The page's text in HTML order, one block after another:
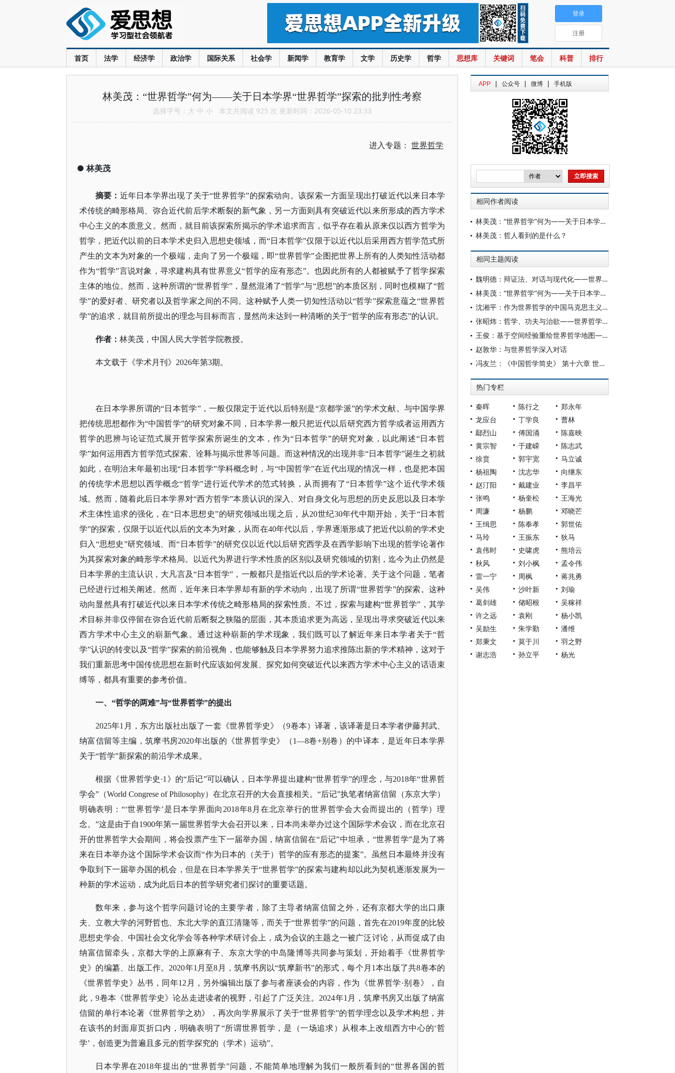
首页 法学 经济学 政治学 国际关系 社会学 新闻学 教育学 文学 历史学 哲学 思想库 关键词 笔会 科普 排行
登录
注册
林美茂：“世界哲学”何为——关于日本学界“世界哲学”探索的批判性考察
选择字号： 大 中 小 本文共阅读 925 次 更新时间：2026-05-10 23:33
进入专题： 世界哲学
●林美茂
摘要： 近年日本学界出现了关于“世界哲学”的探索动向。该探索一方面呈现出打破近代以来日本学
术传统的畸形格局、弥合近代前后学术断裂的新气象，另一方面则具有突破近代以来所形成的西方学术
中心主义的本质意义。然而，就目前该探索所揭示的学术追求而言，似乎存在着从原来仅以西方哲学为
哲学，把近代以前的日本学术史归入思想史领域，而“日本哲学”仅限于以近代以后采用西方哲学范式所
产生的文本为对象的一个极端，走向了另一个极端，即“世界哲学”企图把世界上所有的人类知性活动都
作为“哲学”言说对象，寻求建构具有世界意义“哲学的应有形态”。也因此所有的人都被赋予了哲学探索
主体的地位。然而，这种所谓的“世界哲学”，显然混淆了“哲学”与“思想”的本质区别，同时也模糊了“哲
学”的爱好者、研究者以及哲学家之间的不同。这种赋予人类一切知性活动以“哲学”探索意蕴之“世界哲
学”的追求，就目前所提出的理念与目标而言，显然尚未达到一种清晰的关于“哲学的应有形态”的认识。
作者： 林美茂，中国人民大学哲学院教授。
本文载于《学术月刊》 2026年第3期。
在日本学界所谓的“日本哲学”，一般仅限定于近代以后特别是“京都学派”的学术文献。与中国学界
把传统思想都作为“中国哲学”的研究对象不同，日本学界一般只把近代以后研究西方哲学或者运用西方
哲学的思辨与论证范式展开哲学探索所诞生的文本，作为“日本哲学”的研究对象，以此阐述“日本哲
学”如何运用西方哲学范式探索、诠释与揭示世界等问题。而这种情况的出现并非“日本哲学”诞生之初就
如此，在明治末年最初出现“日本哲学”学科概念时，与“中国哲学”在近代出现的情况一样，也是把本国
的传统学术思想以西学概念“哲学”进行近代学术的范式转换，从而拥有了“日本哲学”这个近代学术领
域。然而，随着此后日本学界对“西方哲学”本质认识的深入、对自身文化与思想的历史反思以及日本学
术主体性追求的强化，在“日本思想史”的研究领域出现之后，从20世纪30年代中期开始，关于“日本哲
学”的探索，仅限于以近代以后的文本为对象，从而在40年代以后，学界逐渐形成了把近代以前的学术史
归入“思想史”研究领域、而“日本哲学”的研究仅以近代以后研究西学及在西学影响下出现的哲学论著作
为其探索对象的畸形学术格局。以近代为界进行学术性质的区别以及研究领域的切割，迄今为止仍然是
日本学界的主流认识，大凡言及“日本哲学”，一般都只是指近代以后的学术论著。关于这个问题，笔者
已经进行过相关阐述。然而，近年来日本学界却有新的学术动向，出现了所谓“世界哲学”的探索。这种
动向显然具有打破近代以来日本学术传统之畸形格局的探索性质。不过，探索与建构“世界哲学”，其学
术目标并非仅停留在弥合近代前后断裂之狭隘的层面，其本质追求更为高远，呈现出寻求突破近代以来
西方学术中心主义的崭新气象。通过这种崭新的学术现象，我们既可以了解近年来日本学者关于“哲
学”认识的转变以及“哲学”探索的前沿视角，也能够触及日本学界努力追求推陈出新的学术精神，这对于
我们重新思考中国传统思想在新时代应该如何发展、探究如何突破近代以来西方学术中心主义的话语束
缚等，都具有重要的参考价值。
一、 “哲学的两难”与“世界哲学”的提出
2025年1月，东方出版社出版了一套《世界哲学史》（9卷本）译著，该译著是日本学者伊藤邦武、
纳富信留等主编，筑摩书房2020年出版的《世界哲学史》（1—8卷+别卷）的中译本，是近年日本学界
关于“哲学”新探索的前沿学术成果。
根据《世界哲学史·1》的“后记”可以确认，日本学界提出建构“世界哲学”的理念，与2018年“世界哲
学会”（World Congrese of Philosophy）在北京召开的大会直接相关。“后记”执笔者纳富信留（东京大学）
明确表明：“‘世界哲学’是日本学界面向2018年8月在北京举行的世界哲学会大会而提出的（哲学）理
念。”这是由于自1900年第一届世界哲学大会召开以来，日本尚未举办过这个国际学术会议，而在北京召
开的世界哲学大会期间，将会投票产生下一届举办国，纳富信留在“后记”中坦承，“世界哲学”是为了将
来在日本举办这个国际学术会议而“作为日本的（关于）哲学的应有形态的提案”。虽然日本最终并没有
争取到下一届举办国的机会，但是在日本学界关于“世界哲学”的探索与建构却以此为契机逐渐发展为一
种新的学术运动，成为此后日本的哲学研究者们探讨的重要话题。
数年来，参与这个哲学问题讨论的主要学者，除了主导者纳富信留之外，还有京都大学的出口康
夫、立教大学的河野哲也、东北大学的直江清隆等，而关于“世界哲学”的问题，首先在2019年度的比较
思想史学会、中国社会文化学会等各种学术研讨会上，成为会议的主题之一被广泛讨论，从而促成了由
纳富信留牵头，京都大学的上原麻有子、东京大学的中岛隆博等共同参与策划，开始着手《世界哲学
史》的编纂、出版工作。2020年1月至8月，筑摩书房以“筑摩新书”的形式，每个月1本出版了共8卷本的
《世界哲学史》丛书，同年12月，另外编辑出版了参与者座谈会的内容，作为《世界哲学·别卷》，自
此，9卷本《世界哲学史》论丛走进读者的视野，引起了广泛关注。2024年1月，筑摩书房又出版了纳富
信留的单行本论著《世界哲学之劝》，再次向学界展示了关于“世界哲学”的哲学理念以及学术构想，并
在该书的封面扉页折口内，明确表明了“所谓世界哲学，是（一场追求）从根本上改组西方中心的‘哲
学’，创造更为普遍且多元的哲学探究的（学术）运动”。
日本学界在2018年提出的“世界哲学”问题，不能简单地理解为我们一般所看到的“世界各国的哲
APP | 公众号 | 微博 | 手机版
相同作者阅读
林美茂：“世界哲学”何为——关于日本学界“世界哲学”探索的批判性考察
林美茂：哲人看到的是什么？
相同主题阅读
魏明德：辩证法、对话与现代化——世界哲学语境中的中国哲学
林美茂：“世界哲学”何为——关于日本学界“世界哲学”探索的批判性考察
沈湘平：作为世界哲学的中国马克思主义哲学如何可能
张昭炜：哲学、功夫与治欲——世界哲学视域下中国哲学的特质及贡献
王俊：基于空间经验重绘世界哲学地图——空间现象学视野下的考察
赵敦华：与世界哲学深入对话
冯友兰：《中国哲学简史》 第十六章 世界政治和世界哲学
热门专栏
秦晖 陈行之
郑永年
龙应台
丁学良
曹林
鄢烈山
傅国涌
陈嘉映
黄宗智
于建嵘
陈志武
徐贲
郭宇宽
马立诚
杨祖陶
沈志华
向继东
赵汀阳
戴建业
李昌平
张鸣
杨奎松
王海光
周濂
杨鹏
邓晓芒
王缉思
陈奉孝
郭世佑
马玲
王振东
狄马
袁伟时
史啸虎
熊培云
秋风
刘小枫
孟令伟
雷一宁
周枫
蒋兆勇
吴伟
沙叶新
刘瑜
葛剑雄
储昭根
吴稼祥
许之远
袁刚
杨小凯
吴励生
朱学勤
潘维
郑秉文
莫于川
羽之野
谢志浩
孙立平 杨光